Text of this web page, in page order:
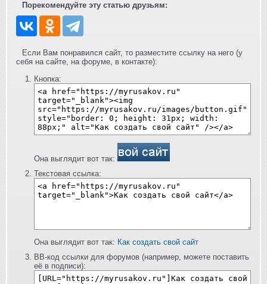
Порекомендуйте эту статью друзьям:
Если Вам понравился сайт, то разместите ссылку на него (у
себя на сайте, на форуме, в контакте):
Кнопка:
Она выглядит вот так:
Текстовая ссылка:
Она выглядит вот так: Как создать свой сайт
BB-код ссылки для форумов (например, можете поставить
её в подписи):